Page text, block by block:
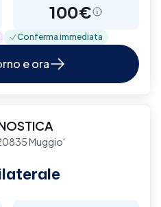
100€
Conferma immediata
e ora
Muggio'